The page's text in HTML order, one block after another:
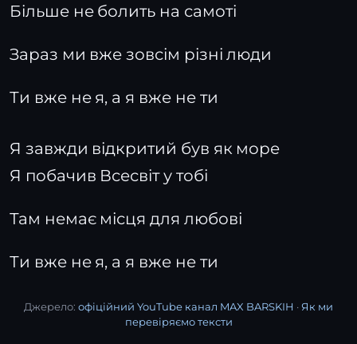
Більше не болить на самоті
Зараз ми вже зовсім різні люди
Ти вже не я, а я вже не ти
Я завжди відкритий був як море
Я побачив Всесвіт у тобі
Там немає місця для любові
Ти вже не я, а я вже не ти
Джерело: офіційний YouTube канал MAX BARSKIH · Як ми
перевіряємо тексти